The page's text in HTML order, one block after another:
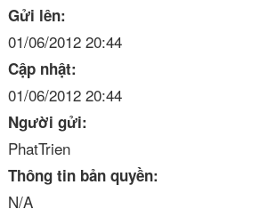
Gửi lên:
01/06/2012 20:44
Cập nhật:
01/06/2012 20:44
Người gửi:
PhatTrien
Thông tin bản quyền:
N/A